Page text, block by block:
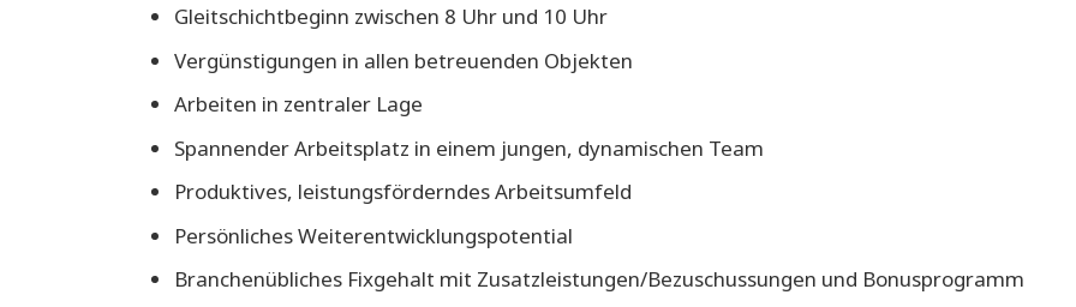
Gleitschichtbeginn zwischen 8 Uhr und 10 Uhr
Vergünstigungen in allen betreuenden Objekten
Arbeiten in zentraler Lage
Spannender Arbeitsplatz in einem jungen, dynamischen Team
Produktives, leistungsförderndes Arbeitsumfeld
Persönliches Weiterentwicklungspotential
Branchenübliches Fixgehalt mit Zusatzleistungen/Bezuschussungen und Bonusprogramm